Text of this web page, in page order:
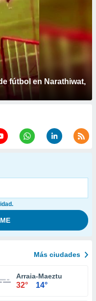
fútbol en Narathiwat,
Más ciudades
Arraia-Maeztu
32° 14°